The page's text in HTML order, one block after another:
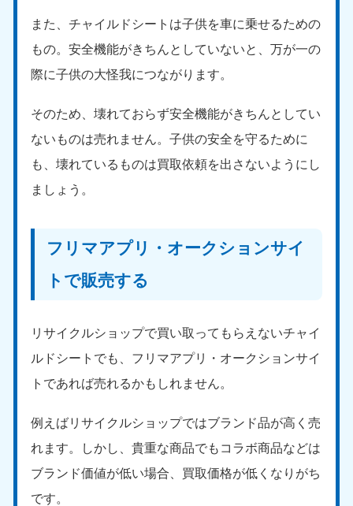
また、チャイルドシートは子供を車に乗せるための
もの。安全機能がきちんとしていないと、万が一の
際に子供の大怪我につながります。
そのため、壊れておらず安全機能がきちんとしてい
ないものは売れません。子供の安全を守るために
も、壊れているものは買取依頼を出さないようにし
ましょう。
フリマアプリ・オークションサイ
トで販売する
リサイクルショップで買い取ってもらえないチャイ
ルドシートでも、フリマアプリ・オークションサイ
トであれば売れるかもしれません。
例えばリサイクルショップではブランド品が高く売
れます。しかし、貴重な商品でもコラボ商品などは
ブランド価値が低い場合、買取価格が低くなりがち
です。
福島県
050-1881-5271
9:00〜19:00 年中無休
東京都
050-1881-5265
9:00〜19:00 年中無休
神奈川県
050-1881-5264
9:00〜19:00 年中無休
千葉県
9:00〜19:00 年中無休
050-1881-5270
群馬県
050-1881-5267
9:00〜19:00 年中無休
中部
愛知県
050-1881-5255
9:00〜19:00 年中無休
岐阜県
050-1881-5259